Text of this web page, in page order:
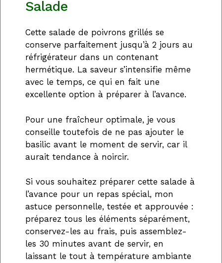
Salade
Cette salade de poivrons grillés se
conserve parfaitement jusqu’à 2 jours au
réfrigérateur dans un contenant
hermétique. La saveur s’intensifie même
avec le temps, ce qui en fait une
excellente option à préparer à l’avance.
Pour une fraîcheur optimale, je vous
conseille toutefois de ne pas ajouter le
basilic avant le moment de servir, car il
aurait tendance à noircir.
Si vous souhaitez préparer cette salade à
l’avance pour un repas spécial, mon
astuce personnelle, testée et approuvée :
préparez tous les éléments séparément,
conservez-les au frais, puis assemblez-
les 30 minutes avant de servir, en
laissant le tout à température ambiante